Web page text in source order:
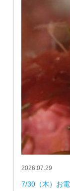
2026.07.29
7/30（木）お